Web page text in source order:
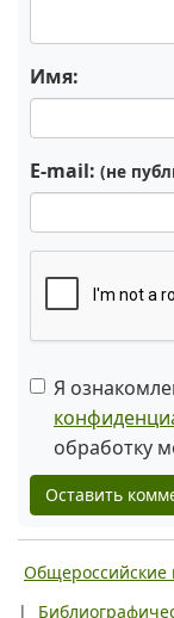
Имя:
E-mail: (не
Я
обработку
Оставить
Общероссийские
|